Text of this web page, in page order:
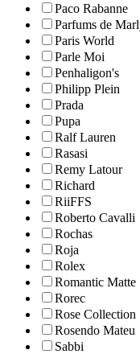
Paco Rabanne
Parfums de
Paris World
Parle Moi
Penhaligon's
Philipp Plein
Prada
Pupa
Ralf Lauren
Rasasi
Remy Latour
Richard
RiiFFS
Roberto Cavalli
Rochas
Roja
Rolex
Romantic Matte
Rorec
Rose Collection
Rosendo Mateu
Sabbi